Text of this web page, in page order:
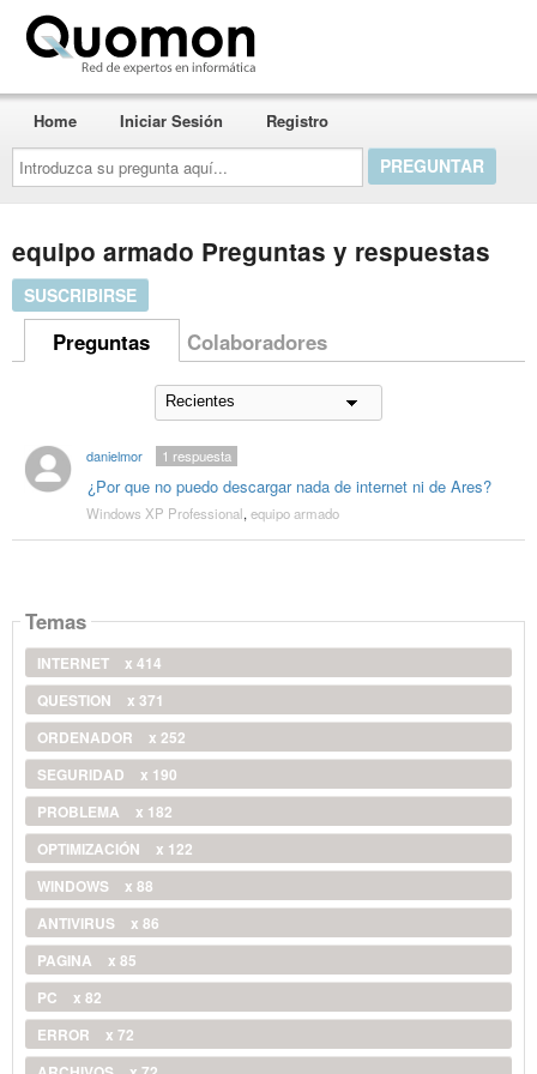
Introduzca
su
pregunta
aquí...
Home Iniciar Sesión Registro
equipo armado Preguntas y respuestas
SUSCRIBIRSE
Preguntas Colaboradores
danielmor
¿Por que no puedo descargar nada de internet ni de Ares?
1 respuesta
Windows XP Professional, equipo armado
Temas
INTERNET
x 414
QUESTION
x 371
ORDENADOR
x 252
SEGURIDAD
x 190
PROBLEMA
x 182
OPTIMIZACIÓN
x 122
WINDOWS
x 88
ANTIVIRUS
x 86
PAGINA
x 85
PC
x 82
ERROR
x 72